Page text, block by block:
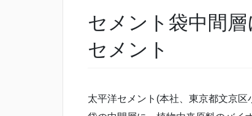
セメント袋中間
セメント
太平洋セメント(本社、東京都文京